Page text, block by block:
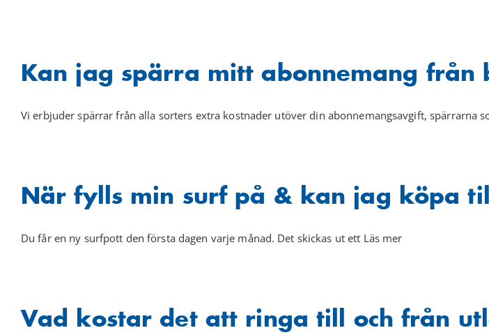
Kan jag spärra mitt abonnemang från
Vi erbjuder spärrar från alla sorters extra kostnader utöver din abonnemangsavgift, spärrarna
När fylls min surf på & kan jag köpa
Du får en ny surfpott den första dagen varje månad. Det skickas ut ett Läs mer
Vad kostar det att ringa till och från